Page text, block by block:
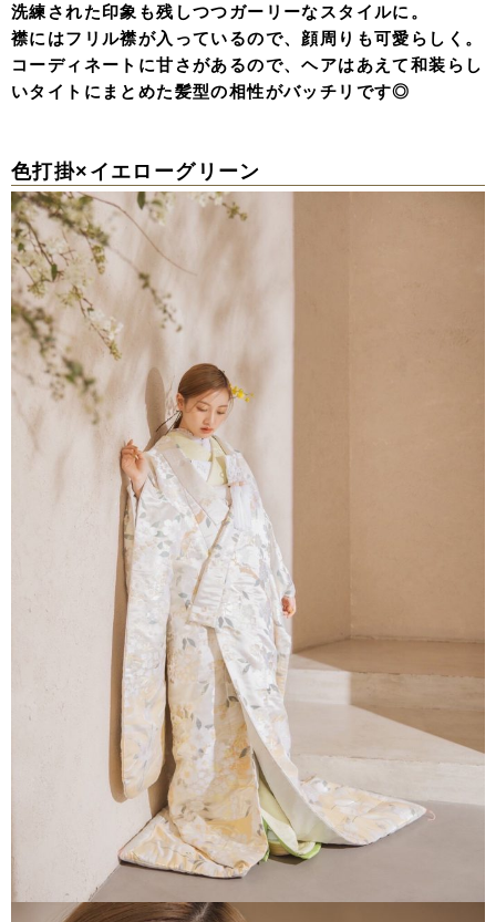
洗練された印象も残しつつガーリーなスタイルに。
襟にはフリル襟が入っているので、顔周りも可愛らしく。
コーディネートに甘さがあるので、ヘアはあえて和装らし
いタイトにまとめた髪型の相性がバッチリです◎
色打掛×イエローグリーン